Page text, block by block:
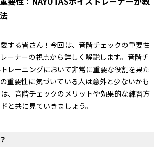
する皆さん！今回は、音階チェックの重要性
ーナーの視点から詳しく解説します。音階チ
レーニングにおいて非常に重要な役割を果た
重要性に気づいている人は意外と少ないかも
、音階チェックのメリットや効果的な練習方
と共に見ていきましょう。